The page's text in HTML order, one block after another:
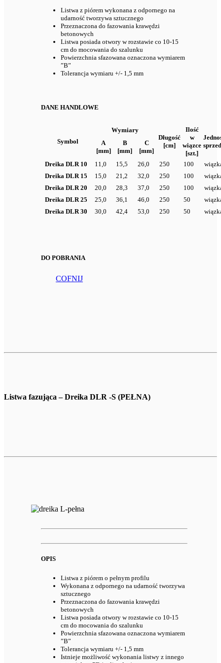
Listwa z piórem wykonana z odpornego na
udarność tworzywa sztucznego
Przeznaczona do fazowania krawędzi
betonowych
Listwa posiada otwory w rozstawie co 10-15
cm do mocowania do szalunku
Powierzchnia sfazowana oznaczona wymiarem
”B”
Tolerancja wymiaru +/- 1,5 mm
DANE HANDLOWE
Symbol
Wymiary
Długość
[cm]
Ilość
w
wiązce
[szt.]
A
[mm]
B
[mm]
C
[mm]
Dreika DLR 10
11,0 15,5 26,0 250 100
Dreika DLR 15
15,0 21,2 32,0 250 100
Dreika DLR 20
20,0 28,3 37,0 250 100
Dreika DLR 25
25,0 36,1 46,0 250 50
Dreika DLR 30
30,0 42,4 53,0 250 50
DO POBRANIA
COFNIJ
Listwa fazująca – Dreika DLR -S (PEŁNA)
OPIS
Listwa z piórem o pełnym profilu
Wykonana z odpornego na udarność tworzywa
sztucznego
Przeznaczona do fazowania krawędzi
betonowych
Listwa posiada otwory w rozstawie co 10-15
cm do mocowania do szalunku
Powierzchnia sfazowana oznaczona wymiarem
”B”
Tolerancja wymiaru +/- 1,5 mm
Istnieje możliwość wykonania listwy z innego